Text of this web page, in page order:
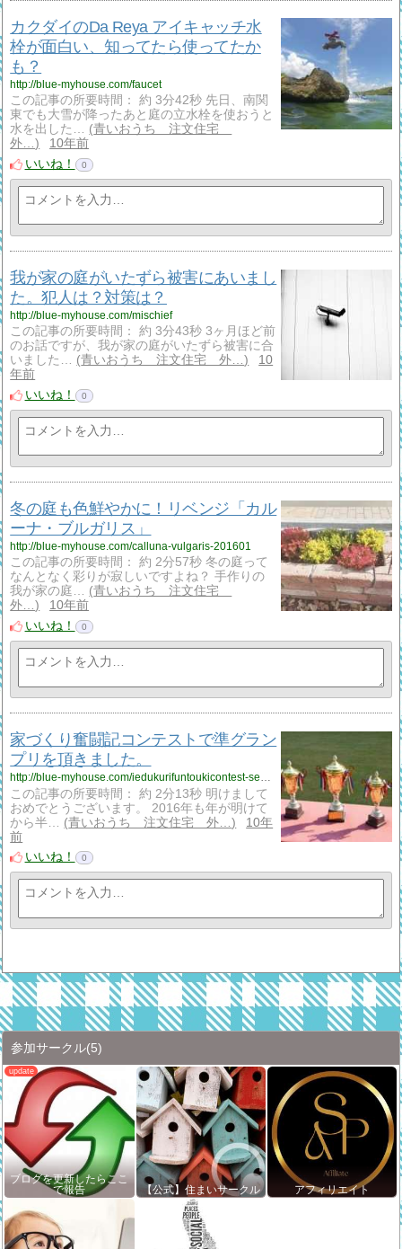
カクダイのDa Reya アイキャッチ水
栓が面白い、知ってたら使ってたか
も？
http://blue-myhouse.com/faucet
この記事の所要時間： 約 3分42秒 先日、南関
東でも大雪が降ったあと庭の立水栓を使おうと
水を出した…
青いおうち 注文住宅
外…
10年前
いいね！
0
我が家の庭がいたずら被害にあいまし
た。犯人は？対策は？
http://blue-myhouse.com/mischief
この記事の所要時間： 約 3分43秒 3ヶ月ほど前
のお話ですが、我が家の庭がいたずら被害に合
いました…
青いおうち 注文住宅 外…
10
年前
いいね！
0
冬の庭も色鮮やかに！リベンジ「カル
ーナ・ブルガリス」
http://blue-myhouse.com/calluna-vulgaris-201601
この記事の所要時間： 約 2分57秒 冬の庭って
なんとなく彩りが寂しいですよね？ 手作りの
我が家の庭…
青いおうち 注文住宅
外…
10年前
いいね！
0
家づくり奮闘記コンテストで準グラン
プリを頂きました。
http://blue-myhouse.com/iedukurifuntoukicontest-semigrandprix
この記事の所要時間： 約 2分13秒 明けまして
おめでとうございます。 2016年も年が明けて
から半…
青いおうち 注文住宅 外…
10年
前
いいね！
0
参加サークル(5)
ブログを更新したらここ
で報告
【公式】住まいサークル アフィリエイト